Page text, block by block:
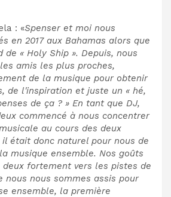
: «Spenser et moi nous
en 2017 aux Bahamas alors que
de « Holy Ship ». Depuis, nous
amis les plus proches,
de la musique pour obtenir
de l'inspiration et juste un « hé,
de ça ? » En tant que DJ,
commencé à nous concentrer
au cours des deux
il était donc naturel pour nous de
musique ensemble. Nos goûts
fortement vers les pistes de
nous nous sommes assis pour
ensemble, la première